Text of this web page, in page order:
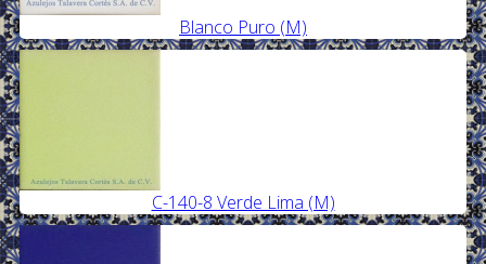
Blanco Puro (M)
C-140-8 Verde Lima (M)